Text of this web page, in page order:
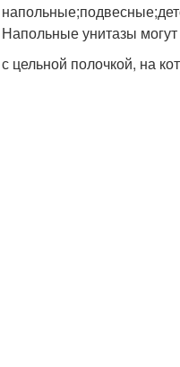
Напольные унитазы
с цельной полочкой, на